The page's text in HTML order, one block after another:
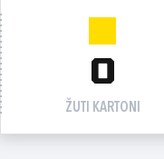
0
ŽUTI KARTONI